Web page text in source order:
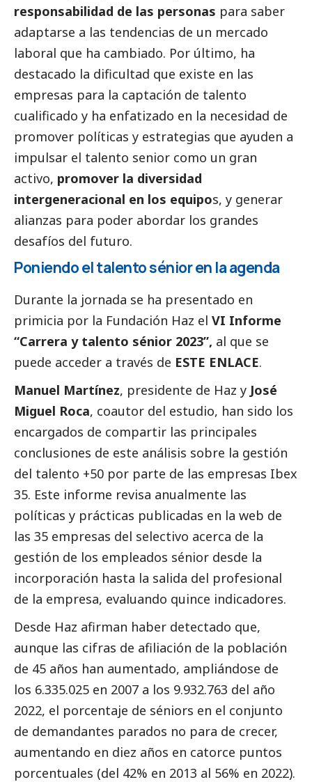
responsabilidad de las personas para saber
adaptarse a las tendencias de un mercado
laboral que ha cambiado. Por último, ha
destacado la dificultad que existe en las
empresas para la captación de talento
cualificado y ha enfatizado en la necesidad de
promover políticas y estrategias que ayuden a
impulsar el talento senior como un gran
activo, promover la diversidad
intergeneracional en los equipos, y generar
alianzas para poder abordar los grandes
desafíos del futuro.
Poniendo el talento sénior en la agenda
Durante la jornada se ha presentado en
primicia por la Fundación Haz el VI Informe
“Carrera y talento sénior 2023”, al que se
puede acceder a través de ESTE ENLACE.
Manuel Martínez, presidente de Haz y José
Miguel Roca, coautor del estudio, han sido los
encargados de compartir las principales
conclusiones de este análisis sobre la gestión
del talento +50 por parte de las empresas Ibex
35. Este informe revisa anualmente las
políticas y prácticas publicadas en la web de
las 35 empresas del selectivo acerca de la
gestión de los empleados sénior desde la
incorporación hasta la salida del profesional
de la empresa, evaluando quince indicadores.
Desde Haz afirman haber detectado que,
aunque las cifras de afiliación de la población
de 45 años han aumentado, ampliándose de
los 6.335.025 en 2007 a los 9.932.763 del año
2022, el porcentaje de séniors en el conjunto
de demandantes parados no para de crecer,
aumentando en diez años en catorce puntos
porcentuales (del 42% en 2013 al 56% en 2022).